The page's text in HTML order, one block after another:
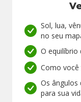
Sol, lua,
no seu
O equilíbrio
Como você
Os ângulos
para sua